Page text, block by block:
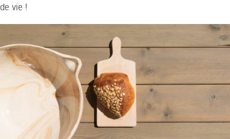
de vie !